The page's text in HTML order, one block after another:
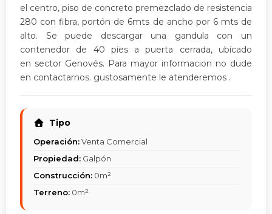
el centro, piso de concreto premezclado de resistencia
280 con fibra, portón de 6mts de ancho por 6 mts de
alto. Se puede descargar una gandula con un
contenedor de 40 pies a puerta cerrada, ubicado
en sector Genovés. Para mayor informacion no dude
en contactarnos. gustosamente le atenderemos .
Tipo
Operación:Venta Comercial
Propiedad: Galpón
Construcción: 0m²
Terreno: 0m²